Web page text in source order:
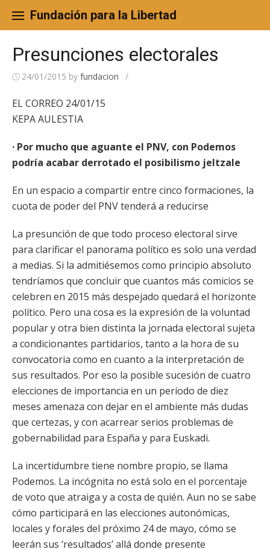
content
Fundación para la Libertad
Presunciones electorales
24/01/2015 by fundacion /
EL CORREO 24/01/15
KEPA AULESTIA
· Por mucho que aguante el PNV, con Podemos
podría acabar derrotado el posibilismo jeltzale
En un espacio a compartir entre cinco formaciones, la
cuota de poder del PNV tenderá a reducirse
La presunción de que todo proceso electoral sirve
para clarificar el panorama político es solo una verdad
a medias. Si la admitiésemos como principio absoluto
tendríamos que concluir que cuantos más comicios se
celebren en 2015 más despejado quedará el horizonte
político. Pero una cosa es la expresión de la voluntad
popular y otra bien distinta la jornada electoral sujeta
a condicionantes partidarios, tanto a la hora de su
convocatoria como en cuanto a la interpretación de
sus resultados. Por eso la posible sucesión de cuatro
elecciones de importancia en un período de diez
meses amenaza con dejar en el ambiente más dudas
que certezas, y con acarrear serios problemas de
gobernabilidad para España y para Euskadi.
La incertidumbre tiene nombre propio, se llama
Podemos. La incógnita no está solo en el porcentaje
de voto que atraiga y a costa de quién. Aun no se sabe
cómo participará en las elecciones autonómicas,
locales y forales del próximo 24 de mayo, cómo se
leerán sus ‘resultados’ allá donde presente